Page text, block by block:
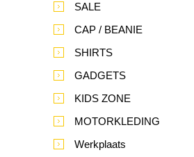
SALE
CAP / BEANIE
SHIRTS
GADGETS
KIDS ZONE
MOTORKLEDING
Werkplaats